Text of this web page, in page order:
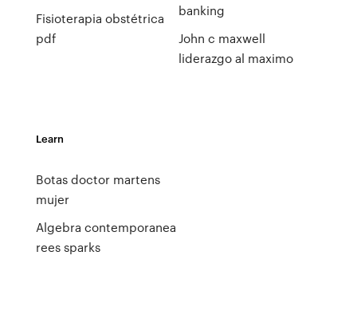
Fisioterapia obstétrica
pdf
banking
John c maxwell
liderazgo al maximo
Learn
Botas doctor martens
mujer
Algebra contemporanea
rees sparks